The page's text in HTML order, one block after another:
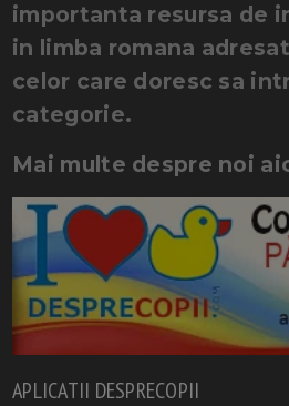
importanta resursa de
in limba romana
celor care doresc sa
categorie.
Mai multe despre noi
APLICATII DESPRECOPII